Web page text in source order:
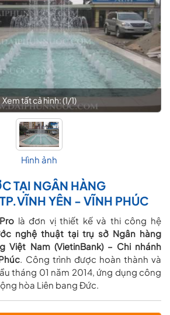
Xem tất cả hình: (1/1)
Hình ảnh
TẠI NGÂN HÀNG
YÊN - VĨNH PHÚC
là đơn vị thiết kế và thi công hệ
nghệ thuật tại trụ sở Ngân hàng
Việt Nam (VietinBank) – Chi nhánh
. Công trình được hoàn thành và
tháng 01 năm 2014, ứng dụng công
hòa Liên bang Đức.